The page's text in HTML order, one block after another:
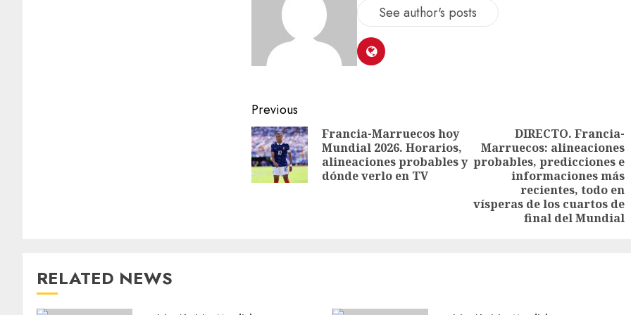
See author's posts
Previous
Francia-Marruecos hoy
Mundial 2026. Horarios,
alineaciones probables y
dónde verlo en TV
DIRECTO. Francia-
Marruecos: alineaciones
probables, predicciones e
informaciones más
recientes, todo en
vísperas de los cuartos de
final del Mundial
RELATED NEWS